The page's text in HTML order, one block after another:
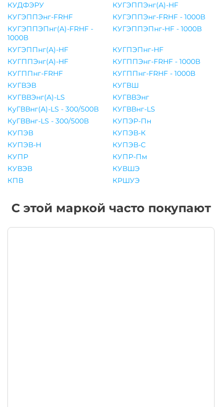
КУДФЭРУ
КУГЭППЭнг(A)-HF
КУГЭППЭнг-FRHF
КУГЭППЭнг-FRHF - 1000В
КУГЭППЭПнг(A)-FRHF -
1000В
КУГЭППЭПнг-HF - 1000В
КУГЭППнг(A)-HF
КУГПЭПнг-HF
КУГППЭнг(A)-HF
КУГППЭнг-FRHF - 1000В
КУГППнг-FRHF
КУГППнг-FRHF - 1000В
КУГВЭВ
КУГВШ
КУГВВЭнг(A)-LS
КУГВВЭнг
КуГВВнг(A)-LS - 300/500В
КУГВВнг-LS
КуГВВнг-LS - 300/500В
КУПЭР-Пн
КУПЭВ
КУПЭВ-К
КУПЭВ-Н
КУПЭВ-С
КУПР
КУПР-Пм
КУВЭВ
КУВШЭ
КПВ
КРШУЭ
С этой маркой часто покупают